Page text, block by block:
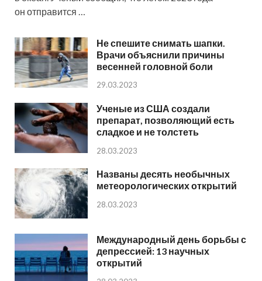
он отправится …
Не спешите снимать шапки.
Врачи объяснили причины
весенней головной боли
29.03.2023
Ученые из США создали
препарат, позволяющий есть
сладкое и не толстеть
28.03.2023
Названы десять необычных
метеорологических открытий
28.03.2023
Международный день борьбы с
депрессией: 13 научных
открытий